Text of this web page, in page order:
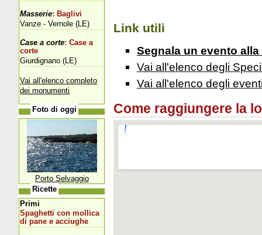
Link utili
Segnala un evento
Vai all'elenco degli
Vai all'elenco degli
Come raggiungere la
Masserie: Baglivi
Vanze - Vernole (LE)
Case a corte: Case a
corte
Giurdignano (LE)
Vai all'elenco completo
dei monumenti
Foto di oggi
Porto Selvaggio
Ricette
Primi
Spaghetti con mollica
di pane e acciughe